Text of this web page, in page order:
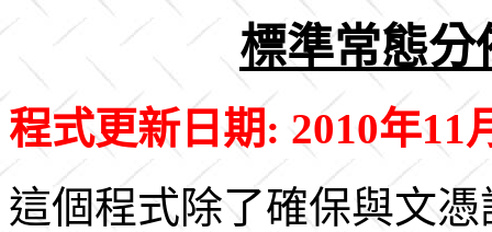
標準常態分
程式更新日期: 2010年11
這個程式除了確保與文